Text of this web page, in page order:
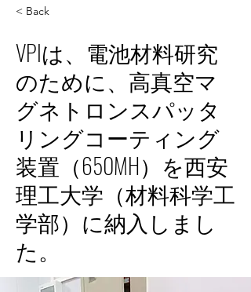
< Back
VPIは、電池材料研究
のために、高真空マ
グネトロンスパッタ
リングコーティング
装置（650MH）を西安
理工大学（材料科学工
学部）に納入しまし
た。